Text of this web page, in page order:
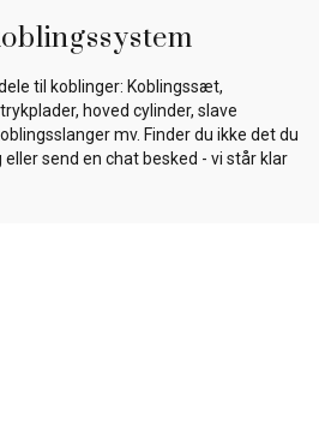
til koblinger: Koblingssæt,
hoved cylinder, slave
mv. Finder du ikke det du
eller send en chat besked - vi står klar